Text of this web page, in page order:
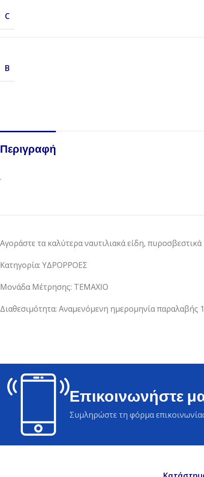
C
Β
Περιγραφή
.
Αγοράστε τα καλύτερα ναυτιλιακά είδη,
Κατηγορία: ΥΔΡΟΡΡΟΕΣ
Μονάδα Μέτρησης: ΤΕΜΑΧΙΟ
Διαθεσιμότητα: Αναμενόμενη ημερομηνία παραλαβής
Επικοινωνήστε
Συμληρώστε τη φόρμα